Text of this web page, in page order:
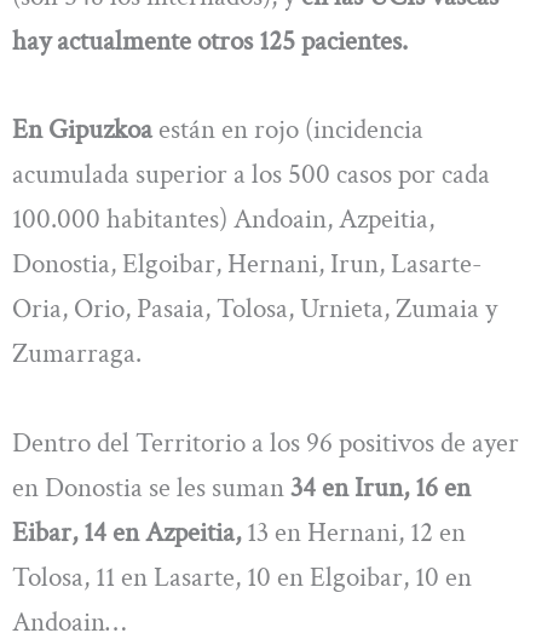
hay actualmente otros 125 pacientes.
En Gipuzkoaestán en rojo (incidencia
acumulada superior a los 500 casos por cada
100.000 habitantes) Andoain, Azpeitia,
Donostia, Elgoibar, Hernani, Irun, Lasarte-
Oria, Orio, Pasaia, Tolosa, Urnieta, Zumaia y
Zumarraga.
Dentro del Territorio a los 96 positivos de ayer
en Donostia se les suman34 en Irun, 16 en
Eibar, 14 en Azpeitia,13 en Hernani, 12 en
Tolosa, 11 en Lasarte, 10 en Elgoibar, 10 en
Andoain…